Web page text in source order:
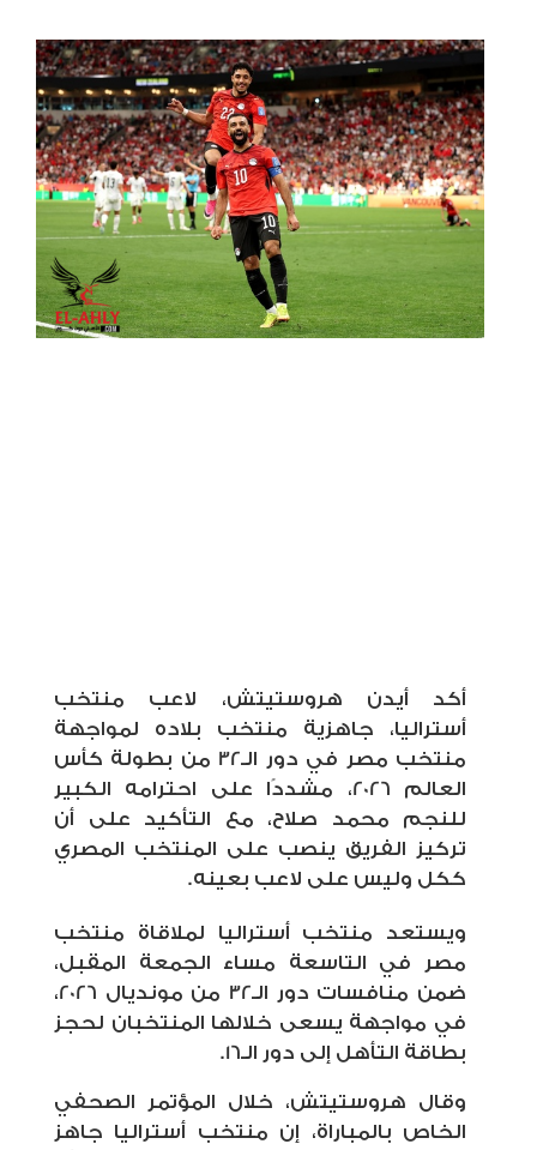
أكد أيدن هروستيتش، لاعب منتخب
أستراليا، جاهزية منتخب بلاده لمواجهة
منتخب مصر في دور الـ32 من بطولة كأس
العالم 2026، مشددًا على احترامه الكبير
للنجم محمد صلاح، مع التأكيد على أن
تركيز الفريق ينصب على المنتخب المصري
ككل وليس على لاعب بعينه.
ويستعد منتخب أستراليا لملاقاة منتخب
مصر في التاسعة مساء الجمعة المقبل،
ضمن منافسات دور الـ32 من مونديال 2026،
في مواجهة يسعى خلالها المنتخبان لحجز
بطاقة التأهل إلى دور الـ16.
وقال هروستيتش، خلال المؤتمر الصحفي
الخاص بالمباراة، إن منتخب أستراليا جاهز